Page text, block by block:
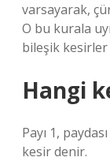
varsayarak,
O bu kurala
bileşik
Hangi
Payı 1,
kesir denir.